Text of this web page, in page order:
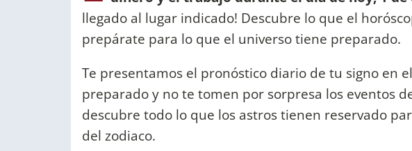
llegado al lugar indicado! Descubre lo que el
prepárate para lo que el universo tiene preparado.
Te presentamos el pronóstico diario de tu signo en
preparado y no te tomen por sorpresa los eventos
descubre todo lo que los astros tienen reservado
del zodiaco.